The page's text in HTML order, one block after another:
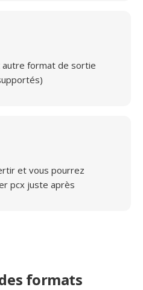
autre format de sortie
et vous pourrez
pcx juste après
formats